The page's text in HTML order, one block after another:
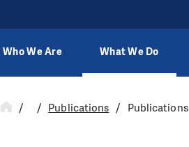
Who We Are What We Do
Publications Publications